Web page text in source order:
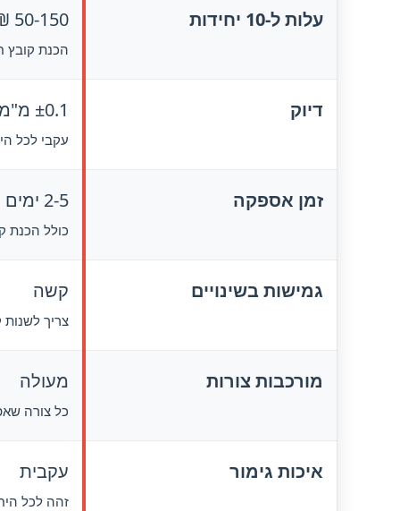
עלות ל-10 יחידות 50-150 ₪ ליחידה
הכנת קובץ
דיוק ±0.1 מ"מ
עקבי לכל
זמן אספקה 2-5 ימים
כולל הכנת
גמישות בשינויים קשה
צריך לשנות
מורכבות צורות מעולה
כל צורה
איכות גימור עקבית
זהה לכל